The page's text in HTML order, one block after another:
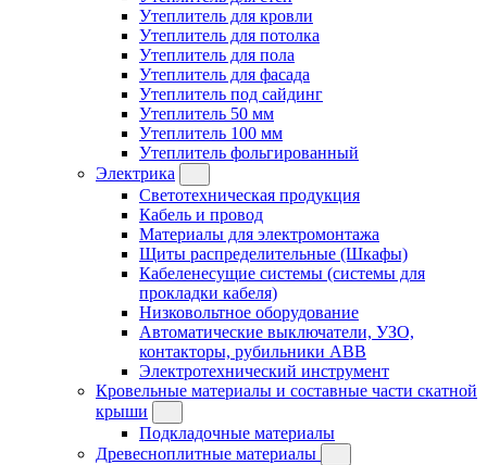
Утеплитель для кровли
Утеплитель для потолка
Утеплитель для пола
Утеплитель для фасада
Утеплитель под сайдинг
Утеплитель 50 мм
Утеплитель 100 мм
Утеплитель фольгированный
Электрика
Светотехническая продукция
Кабель и провод
Материалы для электромонтажа
Щиты распределительные (Шкафы)
Кабеленесущие системы (системы для
прокладки кабеля)
Низковольтное оборудование
Автоматические выключатели, УЗО,
контакторы, рубильники ABB
Электротехнический инструмент
Кровельные материалы и составные части скатной
крыши
Подкладочные материалы
Древесноплитные материалы